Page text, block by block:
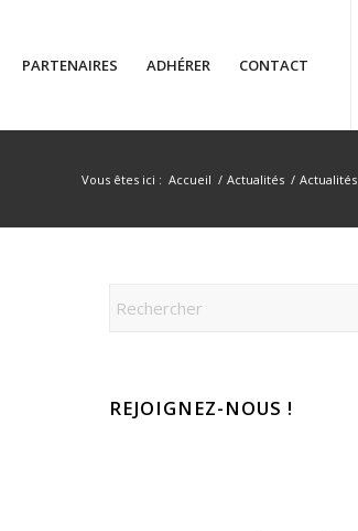
PARTENAIRES ADHÉRER CONTACT
Vous êtes ici : Accueil / Actualités / Actualités
REJOIGNEZ-NOUS !